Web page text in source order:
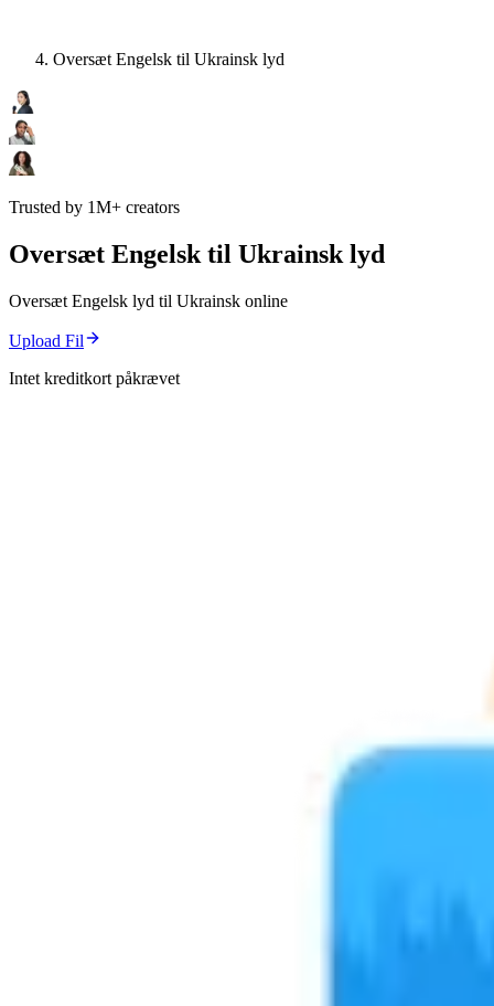
Oversæt Engelsk til Ukrainsk lyd
Trusted by 1M+ creators
Oversæt Engelsk til Ukrainsk lyd
Oversæt Engelsk lyd til Ukrainsk online
Upload Fil
Intet kreditkort påkrævet